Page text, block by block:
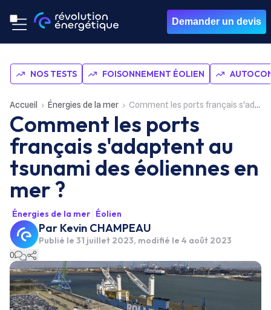
Demander un devis
NOS TESTS FOISONNEMENT ÉOLIEN
Accueil Énergies de la mer Comment les ports français s'adaptent au tsunami des éoliennes en mer ?
Comment les ports
français s'adaptent au
tsunami des éoliennes en
mer ?
Énergies de la mer Éolien
Par Kevin CHAMPEAU
Publié le 31 juillet 2023, modifié le 4 août 2023
0